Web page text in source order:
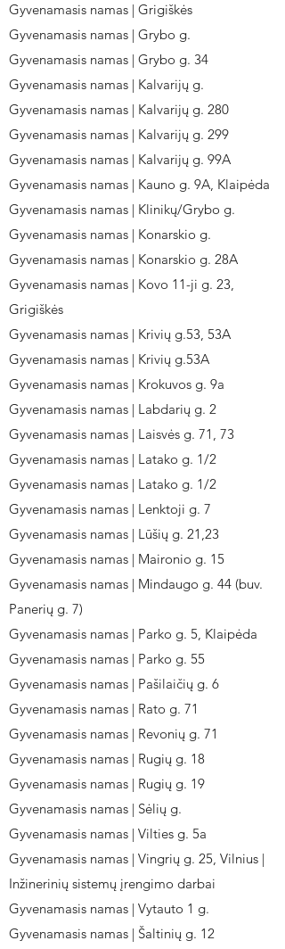
Gyvenamasis namas | Grigiškės
Gyvenamasis namas | Grybo g.
Gyvenamasis namas | Grybo g. 34
Gyvenamasis namas | Kalvarijų g.
Gyvenamasis namas | Kalvarijų g. 280
Gyvenamasis namas | Kalvarijų g. 299
Gyvenamasis namas | Kalvarijų g. 99A
Gyvenamasis namas | Kauno g. 9A, Klaipėda
Gyvenamasis namas | Klinikų/Grybo g.
Gyvenamasis namas | Konarskio g.
Gyvenamasis namas | Konarskio g. 28A
Gyvenamasis namas | Kovo 11-ji g. 23,
Grigiškės
Gyvenamasis namas | Krivių g.53, 53A
Gyvenamasis namas | Krivių g.53A
Gyvenamasis namas | Krokuvos g. 9a
Gyvenamasis namas | Labdarių g. 2
Gyvenamasis namas | Laisvės g. 71, 73
Gyvenamasis namas | Latako g. 1/2
Gyvenamasis namas | Latako g. 1/2
Gyvenamasis namas | Lenktoji g. 7
Gyvenamasis namas | Lūšių g. 21,23
Gyvenamasis namas | Maironio g. 15
Gyvenamasis namas | Mindaugo g. 44 (buv.
Panerių g. 7)
Gyvenamasis namas | Parko g. 5, Klaipėda
Gyvenamasis namas | Parko g. 55
Gyvenamasis namas | Pašilaičių g. 6
Gyvenamasis namas | Rato g. 71
Gyvenamasis namas | Revonių g. 71
Gyvenamasis namas | Rugių g. 18
Gyvenamasis namas | Rugių g. 19
Gyvenamasis namas | Sėlių g.
Gyvenamasis namas | Vilties g. 5a
Gyvenamasis namas | Vingrių g. 25, Vilnius |
Inžinerinių sistemų įrengimo darbai
Gyvenamasis namas | Vytauto 1 g.
Gyvenamasis namas | Šaltinių g. 12